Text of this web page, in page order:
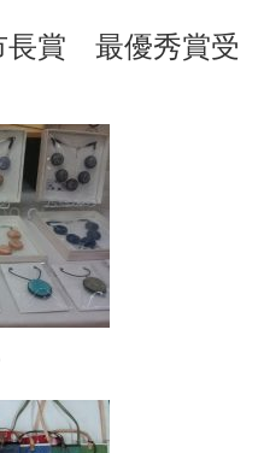
長賞 最優秀賞受